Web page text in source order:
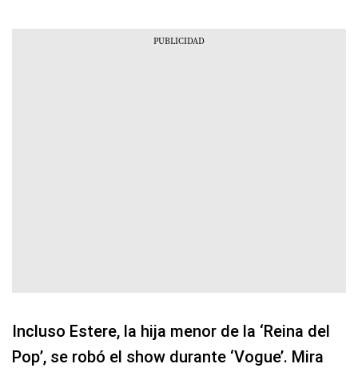
Incluso Estere, la hija menor de la ‘Reina del
Pop’, se robó el show durante ‘Vogue’. Mira